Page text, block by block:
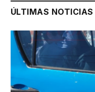
ÚLTIMAS NOTICIAS